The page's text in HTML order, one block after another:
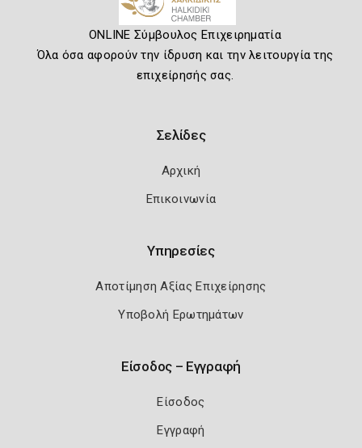
ONLINE Σύμβουλος Επιχειρηματία
Όλα όσα αφορούν την ίδρυση και την λειτουργία της
επιχείρησής σας.
Σελίδες
Αρχική
Επικοινωνία
Υπηρεσίες
Αποτίμηση Αξίας Επιχείρησης
Υποβολή Ερωτημάτων
Είσοδος – Εγγραφή
Είσοδος
Εγγραφή